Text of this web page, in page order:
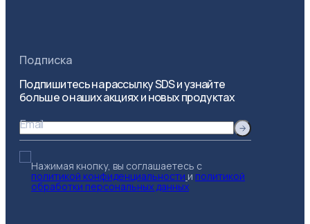
Подписка
Подпишитесь на рассылку SDS и узнайте
больше о наших акциях и новых продуктах
Email
Нажимая кнопку, вы соглашаетесь с
политикой конфиденциальности и политикой
обработки персональных данных